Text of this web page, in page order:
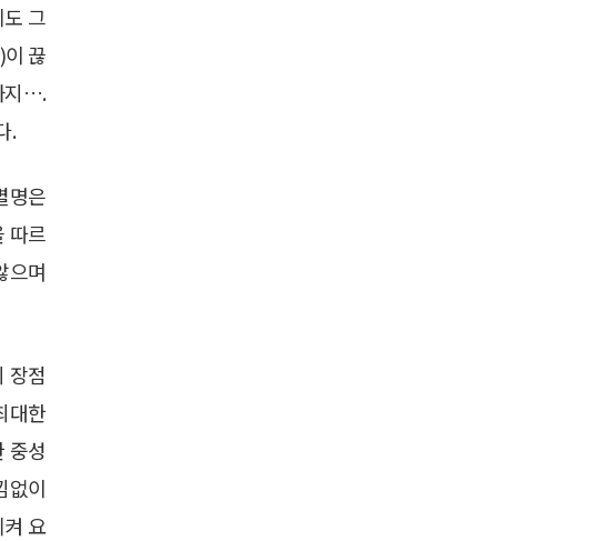
그
끊
지….
.
명은
따르
으며
장점
대한
중성
없이
요